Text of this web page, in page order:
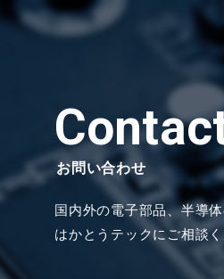
お問い合わせ
国内外の電子部品、半導
はかとうテックにご相談く